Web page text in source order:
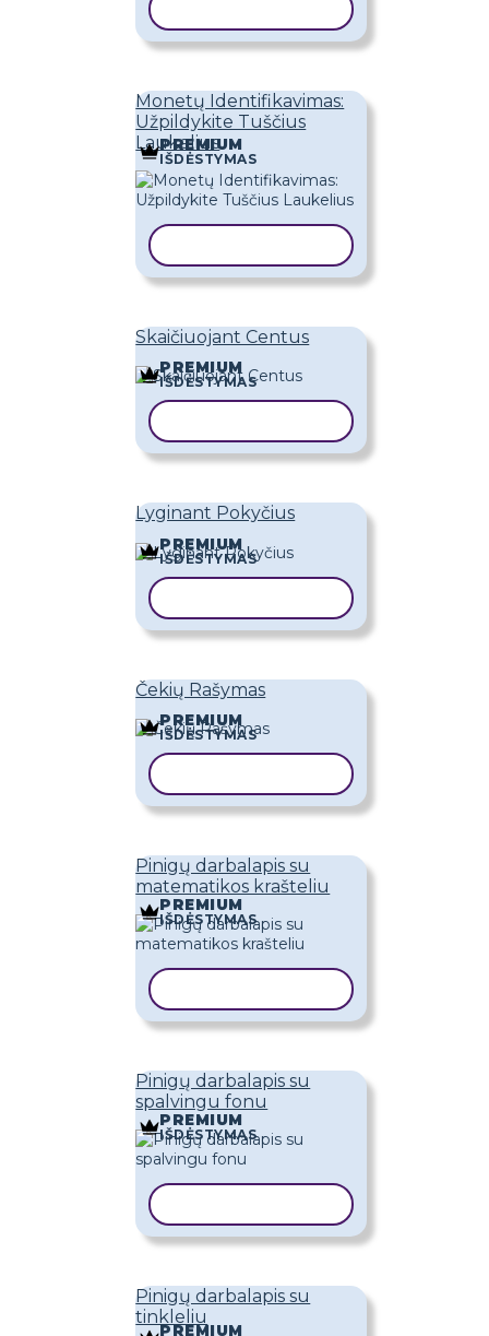
Monetų Identifikavimas:
Užpildykite Tuščius
Laukelius
PREMIUM
IŠDĖSTYMAS
Skaičiuojant Centus
PREMIUM
IŠDĖSTYMAS
Lyginant Pokyčius
PREMIUM
IŠDĖSTYMAS
Čekių Rašymas
PREMIUM
IŠDĖSTYMAS
Pinigų darbalapis su
matematikos krašteliu
PREMIUM
IŠDĖSTYMAS
Pinigų darbalapis su
spalvingu fonu
PREMIUM
IŠDĖSTYMAS
Pinigų darbalapis su
tinkleliu
PREMIUM